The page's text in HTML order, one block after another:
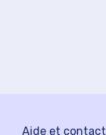
Aide et contact